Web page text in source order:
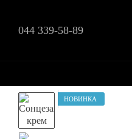
044 339-58-89
НОВИНКА